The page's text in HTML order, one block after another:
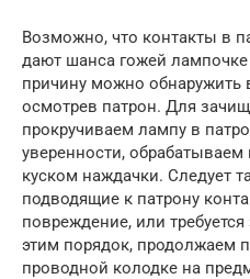
Возможно, что контакты в
дают шанса гожей
причину можно обнаружить
осмотрев патрон. Для
прокручиваем лампу в
уверенности,
куском наждачки. Следует
подводящие к патрону
повреждение, или
этим порядок, продолжаем
проводной колодке на